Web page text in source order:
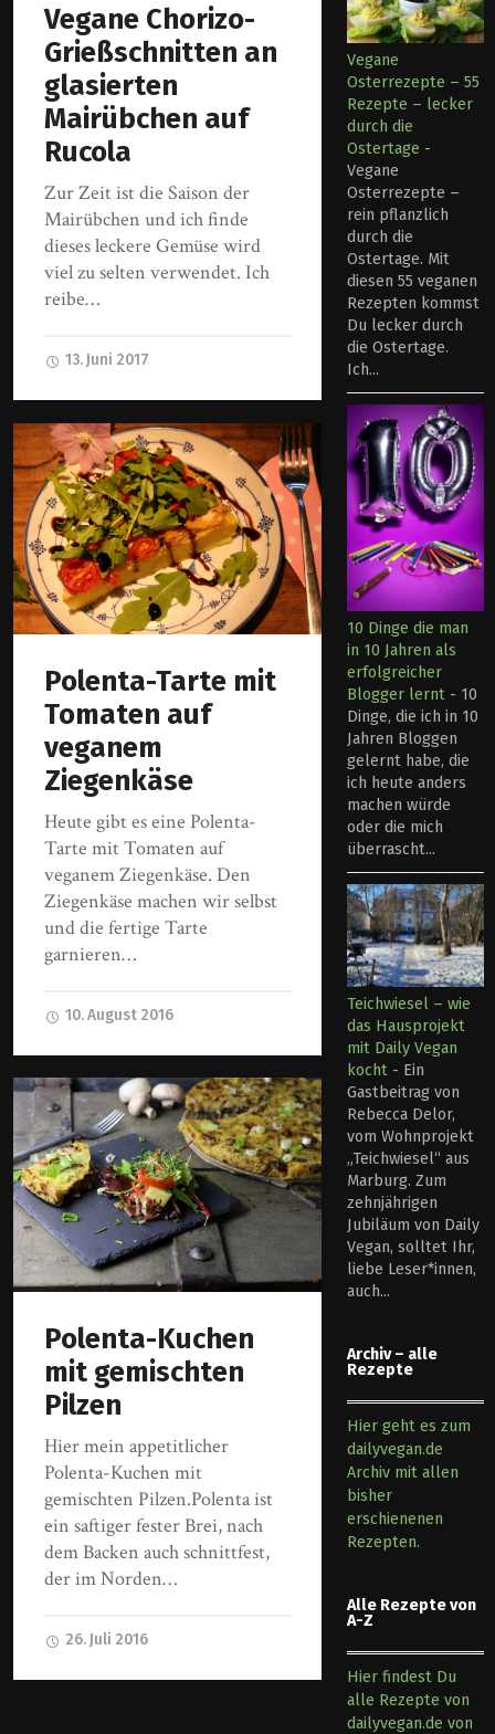
Vegane Chorizo-
Grießschnitten an
glasierten
Mairübchen auf
Rucola
Zur Zeit ist die Saison der
Mairübchen und ich finde
dieses leckere Gemüse wird
viel zu selten verwendet. Ich
reibe…
13. Juni 2017
Polenta-Tarte mit
Tomaten auf
veganem
Ziegenkäse
Heute gibt es eine Polenta-
Tarte mit Tomaten auf
veganem Ziegenkäse. Den
Ziegenkäse machen wir selbst
und die fertige Tarte
garnieren…
10. August 2016
Polenta-Kuchen
mit gemischten
Pilzen
Hier mein appetitlicher
Polenta-Kuchen mit
gemischten Pilzen.Polenta ist
ein saftiger fester Brei, nach
dem Backen auch schnittfest,
der im Norden…
26. Juli 2016
Vegane
Osterrezepte – 55
Rezepte – lecker
durch die
Ostertage -
Vegane
Osterrezepte –
rein pflanzlich
durch die
Ostertage. Mit
diesen 55 veganen
Rezepten kommst
Du lecker durch
die Ostertage.
Ich...
10 Dinge die man
in 10 Jahren als
erfolgreicher
Blogger lernt - 10
Dinge, die ich in 10
Jahren Bloggen
gelernt habe, die
ich heute anders
machen würde
oder die mich
überrascht...
Teichwiesel – wie
das Hausprojekt
mit Daily Vegan
kocht - Ein
Gastbeitrag von
Rebecca Delor,
vom Wohnprojekt
„Teichwiesel“ aus
Marburg. Zum
zehnjährigen
Jubiläum von Daily
Vegan, solltet Ihr,
liebe Leser*innen,
auch...
Archiv – alle
Rezepte
Hier geht es zum
dailyvegan.de
Archiv mit allen
bisher
erschienenen
Rezepten.
Alle Rezepte von
A-Z
Hier findest Du
alle Rezepte von
dailyvegan.de von